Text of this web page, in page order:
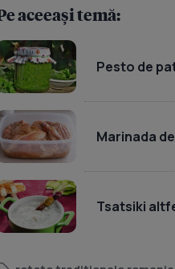
aceeași temă:
Pesto de
Marinada
Tsatsiki